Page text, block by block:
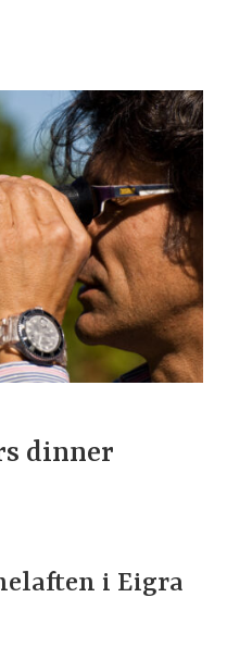
dinner
i Eigra